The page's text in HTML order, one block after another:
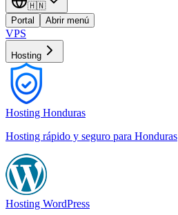
🇭🇳
Portal
Abrir menú
VPS
Hosting
Hosting Honduras
Hosting rápido y seguro para Honduras
Hosting WordPress